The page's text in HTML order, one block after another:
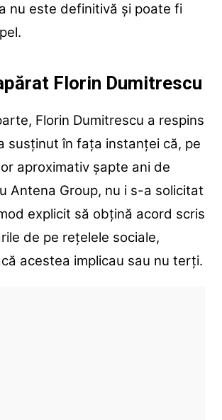
nu este definitivă și poate fi
Florin Dumitrescu
Florin Dumitrescu a respins
susținut în fața instanței că, pe
aproximativ șapte ani de
Antena Group, nu i s-a solicitat
explicit să obțină acord scris
de pe rețelele sociale,
acestea implicau sau nu terți.